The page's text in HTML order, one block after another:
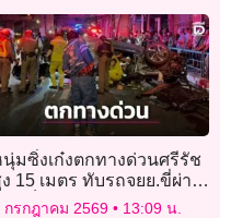
มซิ่งเก๋งตกทางด่วนศรีรัช
15 เมตร ทับรถจยย.ขี่ผ่าน
ดเจ็บ 2 ราย
กรกฎาคม 2569 13:09 น.